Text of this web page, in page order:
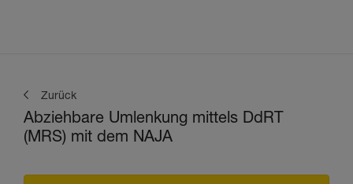
Zurück
Abziehbare Umlenkung mittels DdRT
(MRS) mit dem NAJA